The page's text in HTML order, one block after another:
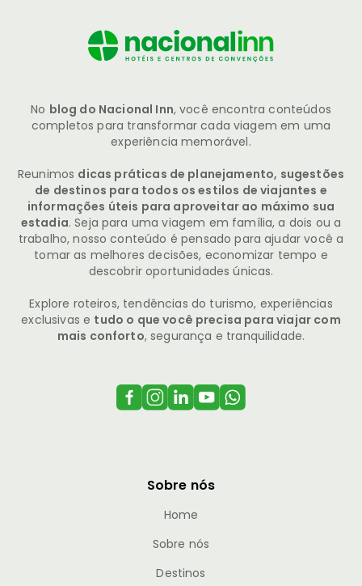
No blog do Nacional Inn, você encontra conteúdos
completos para transformar cada viagem em uma
experiência memorável.
Reunimos dicas práticas de planejamento, sugestões
de destinos para todos os estilos de viajantes e
informações úteis para aproveitar ao máximo sua
estadia. Seja para uma viagem em família, a dois ou a
trabalho, nosso conteúdo é pensado para ajudar você a
tomar as melhores decisões, economizar tempo e
descobrir oportunidades únicas.
Explore roteiros, tendências do turismo, experiências
exclusivas e tudo o que você precisa para viajar com
mais conforto, segurança e tranquilidade.
Sobre nós
Home
Sobre nós
Destinos